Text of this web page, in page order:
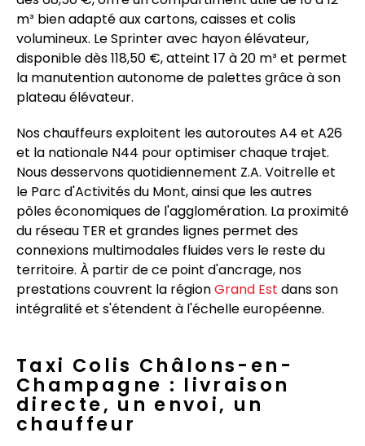
m³ bien adapté aux cartons, caisses et colis
volumineux. Le Sprinter avec hayon élévateur,
disponible dès 118,50 €, atteint 17 à 20 m³ et permet
la manutention autonome de palettes grâce à son
plateau élévateur.
Nos chauffeurs exploitent les autoroutes A4 et A26
et la nationale N44 pour optimiser chaque trajet.
Nous desservons quotidiennement Z.A. Voitrelle et
le Parc d'Activités du Mont, ainsi que les autres
pôles économiques de l'agglomération. La proximité
du réseau TER et grandes lignes permet des
connexions multimodales fluides vers le reste du
territoire. À partir de ce point d'ancrage, nos
prestations couvrent la régionGrand Est dans son
intégralité et s'étendent à l'échelle européenne.
Taxi Colis Châlons-en-
Champagne : livraison
directe, un envoi, un
chauffeur